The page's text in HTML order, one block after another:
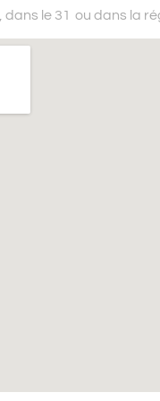
, dans le 31 ou dans la